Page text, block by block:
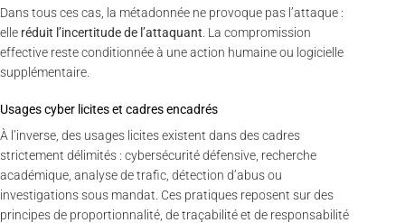
Dans tous ces cas, la métadonnée ne provoque pas l’attaque :
elle réduit l’incertitude de l’attaquant. La compromission
effective reste conditionnée à une action humaine ou logicielle
supplémentaire.
Usages cyber licites et cadres encadrés
À l’inverse, des usages licites existent dans des cadres
strictement délimités : cybersécurité défensive, recherche
académique, analyse de trafic, détection d’abus ou
investigations sous mandat. Ces pratiques reposent sur des
principes de proportionnalité, de traçabilité et de responsabilité